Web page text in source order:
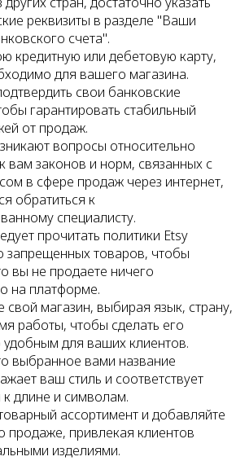
реквизиты в разделе "Ваши
счета".
кредитную или дебетовую карту,
для вашего магазина.
свои банковские
гарантировать стабильный
от продаж.
вопросы относительно
вам законов и норм, связанных с
в сфере продаж через интернет,
обратиться к
специалисту.
прочитать политики Etsy
запрещенных товаров, чтобы
вы не продаете ничего
на платформе.
свой магазин, выбирая язык, страну,
работы, чтобы сделать его
для ваших клиентов.
выбранное вами название
ваш стиль и соответствует
длине и символам.
ассортимент и добавляйте
продаже, привлекая клиентов
изделиями.